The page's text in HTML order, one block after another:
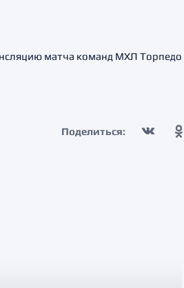
матча команд МХЛ Торпедо
Поделиться: